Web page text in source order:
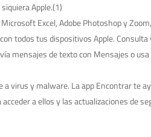
Apple.(1)
Excel, Adobe Photoshop y
todos tus dispositivos Apple.
mensajes de texto con Mensajes o
virus y malware. La app Encontrar te
a ellos y las actualizaciones de